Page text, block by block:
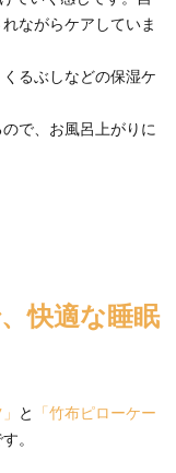
ながらケアしていま
るぶしなどの保湿ケ
で、お風呂上がりに
快適な睡眠
と
「竹布ピローケー
。